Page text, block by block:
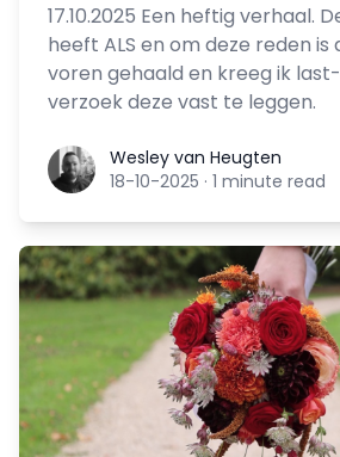
17.10.2025 Een heftig verhaal.
heeft ALS en om deze reden
voren gehaald en kreeg ik
verzoek deze vast te leggen.
Wesley van Heugten
Wesley van Heugten
18-10-2025 · 1 minute read